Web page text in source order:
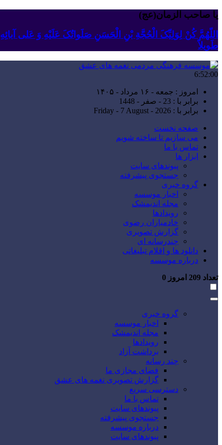
یا صاحب الزمان(عج)
اللّهُمَّ کُنْ لِوَلِیِّکَ الْحُجَّةِ بْنِ الْحَسَنِ صَلَواتُکَ عَلَیْهِ وَ عَلى
طَویلاً
6:52:01
امروز : جمعه - ۱۶ مرداد - ۱۴۰۵
برابر با : 23 - صفر - 1448
برابر با : Friday - 7 August - 2026
صفحه نخست
می سازیم تا ساخته شویم
تماس با ما
ابزار ها
پیوندهای سایت
جستجوی پیشرفته
گروه خبری
اخبار موسسه
مجله اندیمشک
رویدادها
خادمیاران رضوی
گزارش تصویری
چندرسانه ای
دانلود ها و اقلام تبلیغاتی
درباره موسسه
تعداد امروز 0
گروه خبری
اخبار موسسه
مجله اندیمشک
رویدادها
برداشت آزاد
چند رسانه
فضای مجازی ما
گزارش تصویری نغمه های عشق
دسترسی سریع
تماس با ما
پیوندهای سایت
جستجوی پیشرفته
درباره موسسه
پیوندهای سایت